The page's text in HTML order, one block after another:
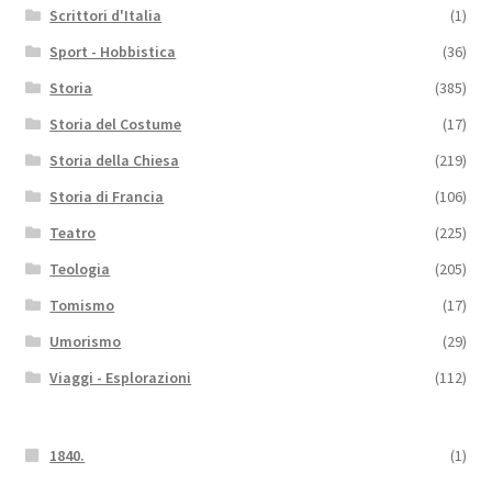
Scrittori d'Italia
(1)
Sport - Hobbistica
(36)
Storia
(385)
Storia del Costume
(17)
Storia della Chiesa
(219)
Storia di Francia
(106)
Teatro
(225)
Teologia
(205)
Tomismo
(17)
Umorismo
(29)
Viaggi - Esplorazioni
(112)
1840. (1)